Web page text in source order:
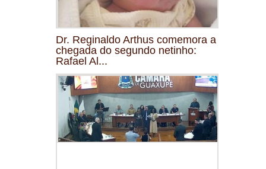
Dr. Reginaldo Arthus comemora a
chegada do segundo netinho:
Rafael Al...